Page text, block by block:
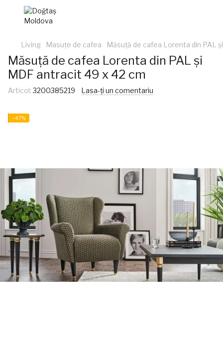
Living Masuțe de cafea Măsuță de cafea Lorenta din PAL
Măsuță de cafea Lorenta din PAL și
MDF antracit 49 x 42 cm
Articol:3200385219 Lasa-ți un comentariu
−47%